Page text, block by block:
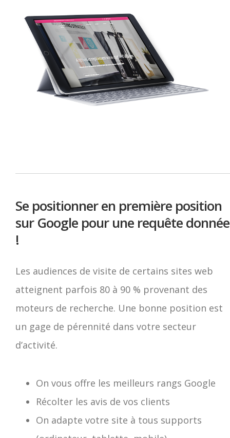
Se positionner en première position
sur Google pour une requête donnée
!
Les audiences de visite de certains sites web
atteignent parfois 80 à 90 % provenant des
moteurs de recherche. Une bonne position est
un gage de pérennité dans votre secteur
d’activité.
On vous offre les meilleurs rangs Google
Récolter les avis de vos clients
On adapte votre site à tous supports